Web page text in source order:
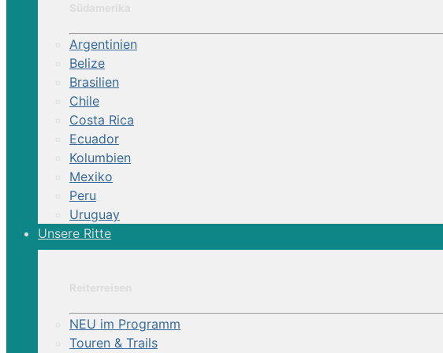
Argentinien
Belize
Brasilien
Chile
Costa Rica
Ecuador
Kolumbien
Mexiko
Peru
Uruguay
Unsere Ritte
NEU im Programm
Touren & Trails